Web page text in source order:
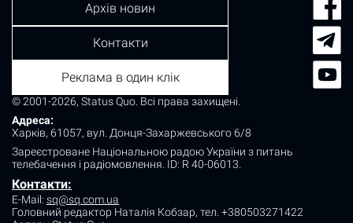
© 2001-2026, Status Quo. Всі права захищені.
Адреса:
Харків, 61057, вул. Донця-Захаржевського 6/8
Зареєстроване Національною радою України з питань
телебачення і радіомовлення. ID: R 40-06013.
Контакти:
E-Mail: sq@sq.com.ua
Головний редактор Наталія Кобзар, тел. +380503271422
Архів новин
Контакти
Реклама в один клік